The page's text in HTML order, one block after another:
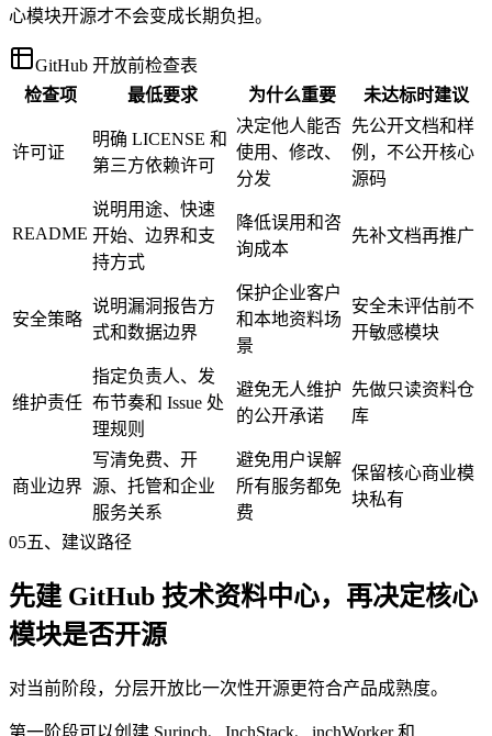
心模块开源才不会变成长期负担。
GitHub 开放前检查表
检查项
最低要求 为什么重要 未达标时建议
许可证
明确 LICENSE 和
第三方依赖许可
决定他人能否
使用、修改、
分发
先公开文档和样
例，不公开核心
源码
README
说明用途、快速
开始、边界和支
持方式
降低误用和咨
询成本
先补文档再推广
安全策略
说明漏洞报告方
式和数据边界
保护企业客户
和本地资料场
景
安全未评估前不
开敏感模块
维护责任
指定负责人、发
布节奏和 Issue 处
理规则
避免无人维护
的公开承诺
先做只读资料仓
库
商业边界
写清免费、开
源、托管和企业
服务关系
避免用户误解
所有服务都免
费
保留核心商业模
块私有
05五、建议路径
先建 GitHub 技术资料中心，再决定核心
模块是否开源
对当前阶段，分层开放比一次性开源更符合产品成熟度。